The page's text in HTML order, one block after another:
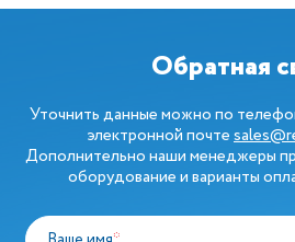
Обратная
Уточнить данные можно по
электронной почте
Дополнительно наши менеджеры
оборудование и варианты